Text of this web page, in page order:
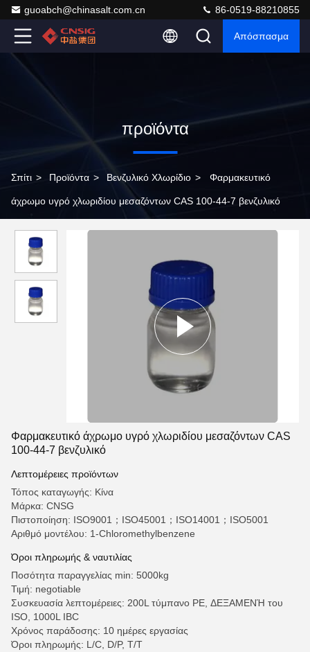
guoabch@chinasalt.com.cn 86-0519-88210855
Απόσπασμα
προϊόντα
Σπίτι > Προϊόντα > Βενζυλικό Χλωρίδιο > Φαρμακευτικό
άχρωμο υγρό χλωριδίου μεσαζόντων CAS 100-44-7 βενζυλικό
Φαρμακευτικό άχρωμο υγρό χλωριδίου μεσαζόντων CAS
100-44-7 βενζυλικό
Λεπτομέρειες προϊόντων
Τόπος καταγωγής: Κίνα
Μάρκα: CNSG
Πιστοποίηση: ISO9001；ISO45001；ISO14001；ISO5001
Αριθμό μοντέλου: 1-Chloromethylbenzene
Όροι πληρωμής & ναυτιλίας
Ποσότητα παραγγελίας min: 5000kg
Τιμή: negotiable
Συσκευασία λεπτομέρειες: 200L τύμπανο PE, ΔΕΞΑΜΕΝΉ του
ISO, 1000L IBC
Χρόνος παράδοσης: 10 ημέρες εργασίας
Όροι πληρωμής: L/C, D/P, T/T